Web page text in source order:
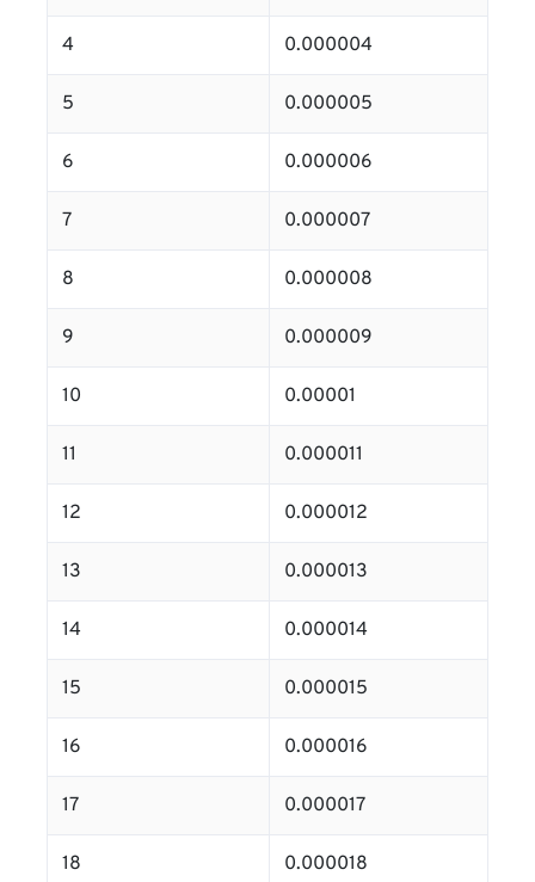
4 0.000004
5 0.000005
6 0.000006
7 0.000007
8 0.000008
9 0.000009
10 0.00001
11 0.000011
12 0.000012
13 0.000013
14 0.000014
15 0.000015
16 0.000016
17 0.000017
18 0.000018